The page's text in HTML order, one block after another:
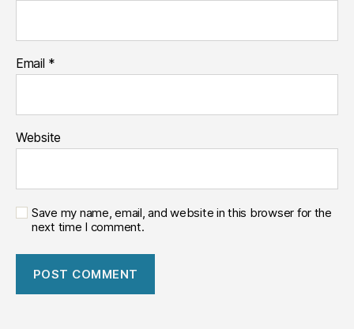
Email *
Website
Save my name, email, and website in this browser for the
next time I comment.